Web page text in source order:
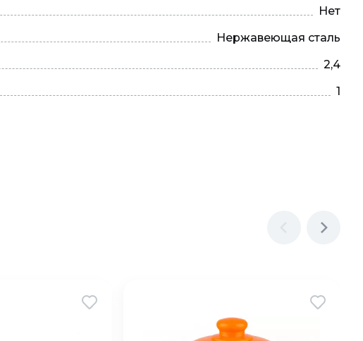
Нет
Нержавеющая сталь
2,4
1